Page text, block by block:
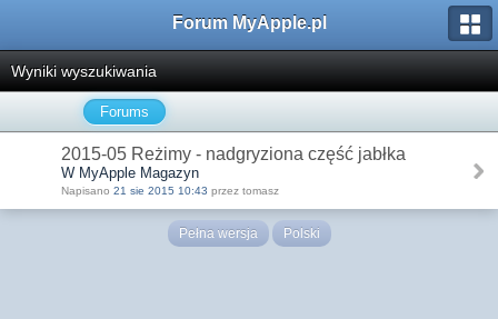
Forum MyApple.pl
Wyniki wyszukiwania
Forums
2015-05 Reżimy - nadgryziona część jabłka
W MyApple Magazyn
Napisano 21 sie 2015 10:43 przez tomasz
Pełna wersja Polski